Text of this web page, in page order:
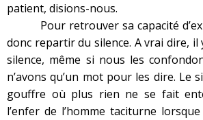
patient, disions-nous.
Pour retrouver sa capacité
donc repartir du silence. A vrai dire, il
silence, même si nous les
n’avons qu’un mot pour les dire. Le
gouffre où plus rien ne se fait
l’enfer de l’homme taciturne